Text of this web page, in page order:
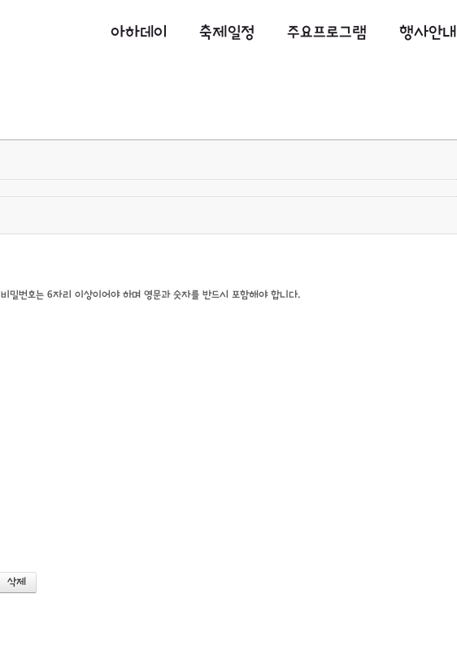
아하데이 축제일정 주요프로그램 행사안내
비밀번호는 6자리 이상이어야 하며 영문과 숫자를 반드시 포함해야 합니다.